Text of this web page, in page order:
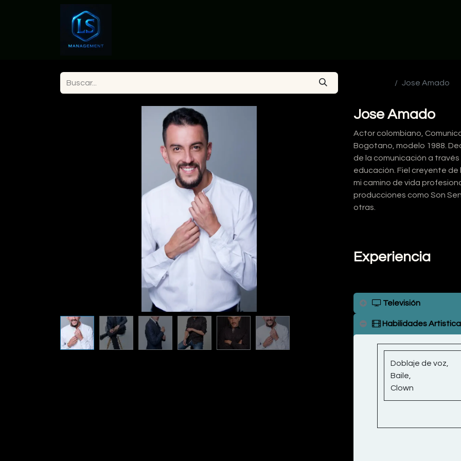
Jose Amado
Jose Amado
Actor colombiano,
Bogotano, modelo 1988.
de la comunicación a
educación. Fiel creyente
mi camino de vida
producciones como Son
otras.
Experiencia
Televisión
Habilidades
Doblaje de voz,
Baile,
Clown